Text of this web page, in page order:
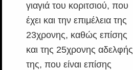
γιαγιά του κοριτσιού, που
έχει και την επιμέλεια της
23χρονης, καθώς επίσης
και της 25χρονης αδελφής
της, που είναι επίσης